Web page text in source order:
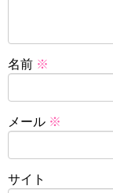
名前 ※
メール ※
サイト